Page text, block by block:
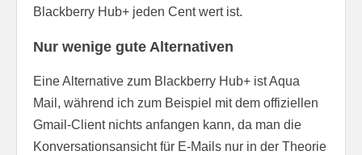
Blackberry Hub+ jeden Cent wert ist.
Nur wenige gute Alternativen
Eine Alternative zum Blackberry Hub+ ist Aqua
Mail, während ich zum Beispiel mit dem offiziellen
Gmail-Client nichts anfangen kann, da man die
Konversationsansicht für E-Mails nur in der Theorie